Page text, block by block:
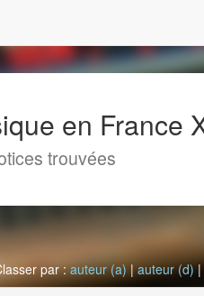
en France
trouvées
par :auteur (a)|auteur (d)